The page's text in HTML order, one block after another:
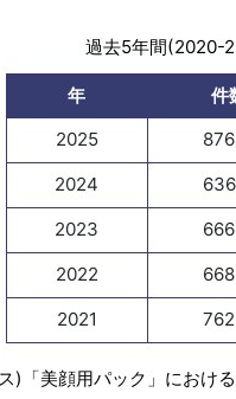
過去5年間(2020-
年 件
2025
2024 636
2023
2022
2021
)「美顔用パック」におけ